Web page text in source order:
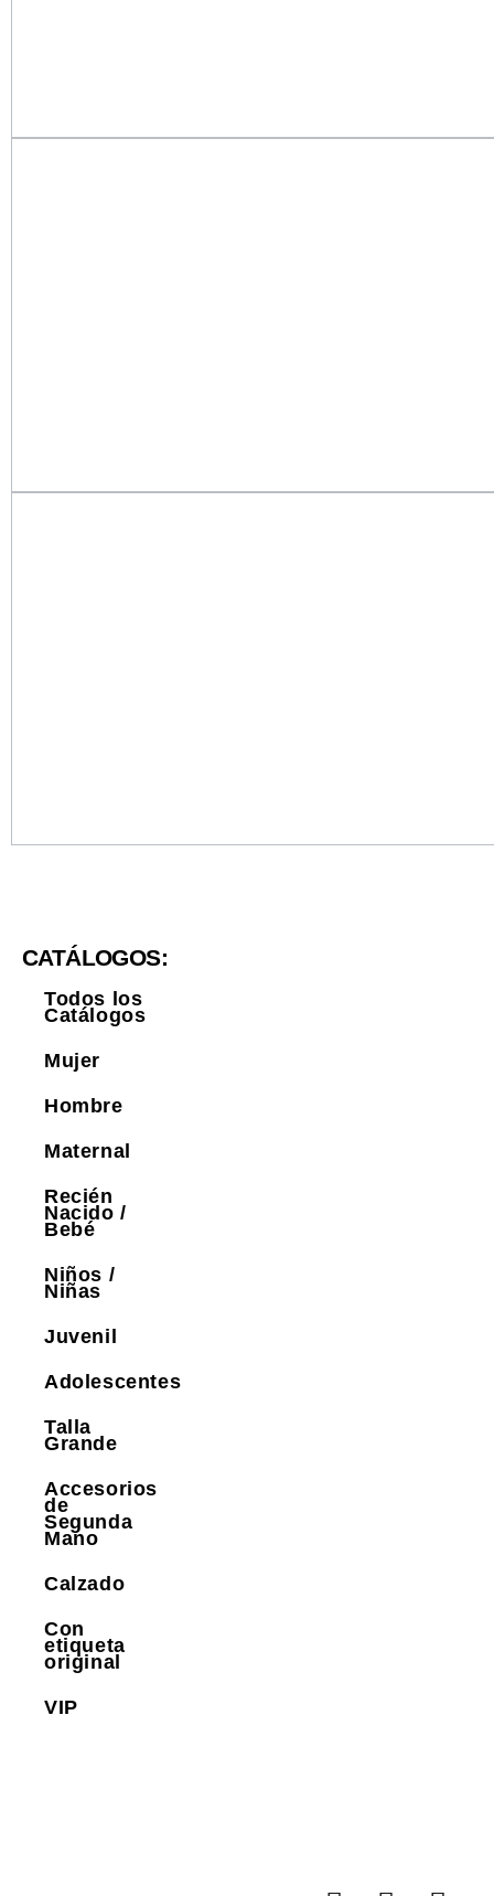
CATÁLOGOS:
Todos los
Catálogos
Mujer
Hombre
Maternal
Recién
Nacido /
Bebé
Niños /
Niñas
Juvenil
Adolescentes
Talla
Grande
Accesorios
de
Segunda
Mano
Calzado
Con
etiqueta
original
VIP